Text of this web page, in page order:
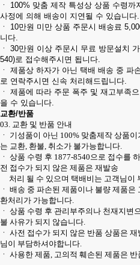
ㆍ 100% 맞춤 제작 특성상 상품 수령
사정에 의해 배송이 지연될 수 있습니다.
ㆍ 10만원 미만 상품 주문시 배송료
니다.
ㆍ 30만원 이상 주문시 무료 방문설치
540)로 접수해주시면 됩니다.
ㆍ 제품상 하자가 아닌 택배 배송 중 파
로 연락주시면 신속 처리해드립니다.
ㆍ 제품에 따라 주문 폭주 및 재고부족
을 수 있습니다.
교환/반품
03. 교환 및 반품 안내
ㆍ 기성품이 아닌 100% 맞춤제작 상품
는 교환, 환불, 취소가 불가능합니다.
ㆍ 상품 수령 후 1877-8540으로 접수를
전 접수가 되지 않은 제품은 재발송
처리 될 수 있으며 택배비는 고객님이
ㆍ 배송 중 파손된 제품이나 불량 제품
환처리가 가능합니다.
ㆍ 상품 수령 후 관리부주의나 천재지변
불 사유가 되지 않습니다.
ㆍ 사전 접수가 되지 않은 반품 상품은
님이 부담하셔야합니다.
ㆍ 사용한 제품, 고의적 훼손된 제품은